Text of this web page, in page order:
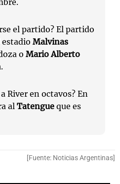
el partido? El partido
Malvinas
o Mario Alberto
River en octavos? En
al Tatengue que es
[Fuente: Noticias Argentinas]